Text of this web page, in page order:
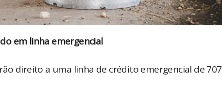
em linha emergencial
direito a uma linha de crédito emergencial de 707